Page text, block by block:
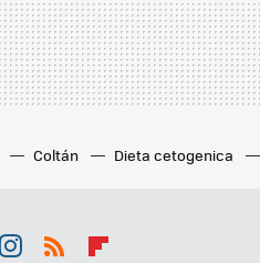
Coltán Dieta cetogenica